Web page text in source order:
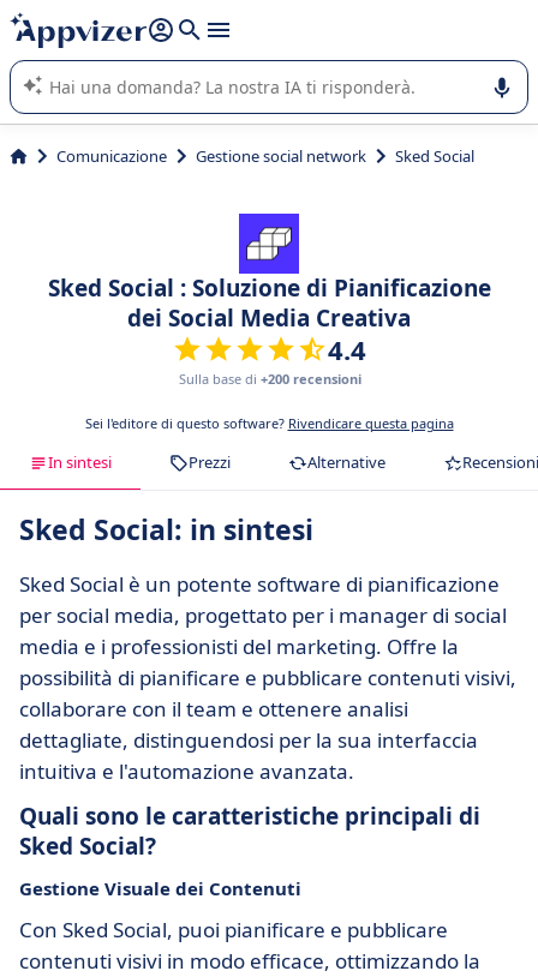
righe con
shift + enter
L'IA di Appvizer vi guida nell'utilizzo o nella scelta di un
software SaaS per la vostra azienda.
Comunicazione Gestione social network Sked Social
Sked Social : Soluzione di Pianificazione
dei Social Media Creativa
4.4
Sulla base di +200 recensioni
Sei l'editore di questo software? Rivendicare questa pagina
In sintesi Prezzi Alternative Recensioni
Sked Social: in sintesi
Sked Social è un potente software di pianificazione
per social media, progettato per i manager di social
media e i professionisti del marketing. Offre la
possibilità di pianificare e pubblicare contenuti visivi,
collaborare con il team e ottenere analisi
dettagliate, distinguendosi per la sua interfaccia
intuitiva e l'automazione avanzata.
Quali sono le caratteristiche principali di
Sked Social?
Gestione Visuale dei Contenuti
Con Sked Social, puoi pianificare e pubblicare
contenuti visivi in modo efficace, ottimizzando la